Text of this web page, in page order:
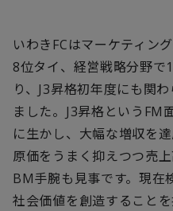
いわきFCはマーケティン
8位タイ、経営戦略分野で
り、J3昇格初年度にも関
ました。J3昇格というFM
に生かし、大幅な増収を
原価をうまく抑えつつ売
BM手腕も見事です。現在
社会価値を創造すること